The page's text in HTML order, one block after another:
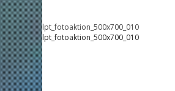
lpt_fotoaktion_500x700_010
lpt_fotoaktion_500x700_010